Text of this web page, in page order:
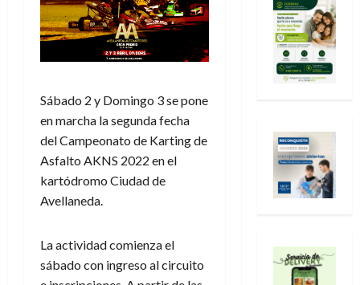
Sábado 2 y Domingo 3 se pone
en marcha la segunda fecha
del Campeonato de Karting de
Asfalto AKNS 2022 en el
kartódromo Ciudad de
Avellaneda.
La actividad comienza el
sábado con ingreso al circuito